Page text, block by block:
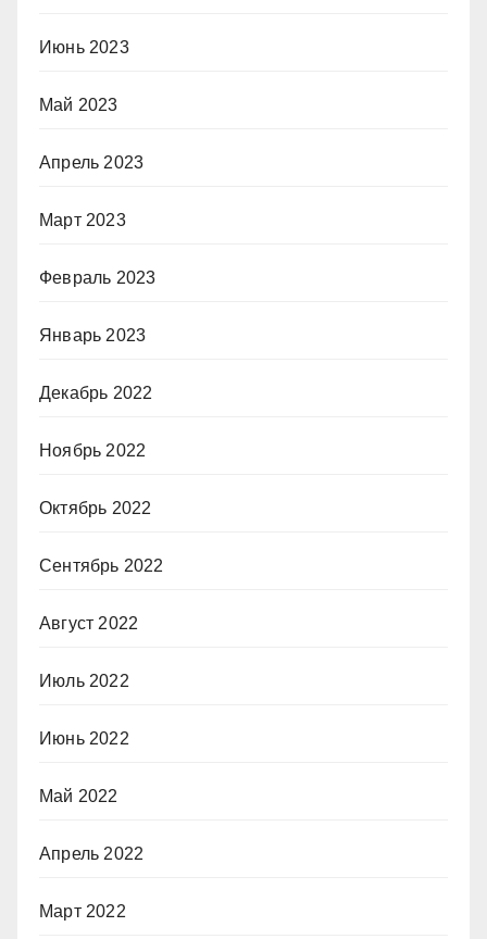
Июнь 2023
Май 2023
Апрель 2023
Март 2023
Февраль 2023
Январь 2023
Декабрь 2022
Ноябрь 2022
Октябрь 2022
Сентябрь 2022
Август 2022
Июль 2022
Июнь 2022
Май 2022
Апрель 2022
Март 2022